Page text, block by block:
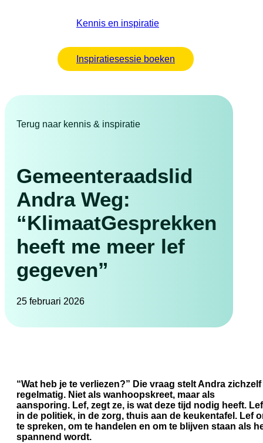
Kennis en inspiratie
Inspiratiesessie boeken
Terug naar kennis & inspiratie
Gemeenteraadslid
Andra Weg:
“KlimaatGesprekken
heeft me meer lef
gegeven”
25 februari 2026
“Wat heb je te verliezen?” Die vraag stelt Andra zichzelf
regelmatig. Niet als wanhoopskreet, maar als
aansporing. Lef, zegt ze, is wat deze tijd nodig heeft. Lef
in de politiek, in de zorg, thuis aan de keukentafel. Lef
te spreken, om te handelen en om te blijven staan als
spannend wordt.